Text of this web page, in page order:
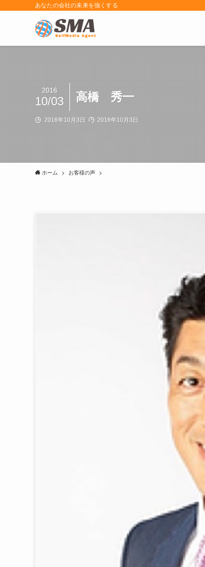
あなたの会社の未来を強くする
高橋 秀一
2016
10/03
2016年10月3日 2016年10月3日
ホーム お客様の声